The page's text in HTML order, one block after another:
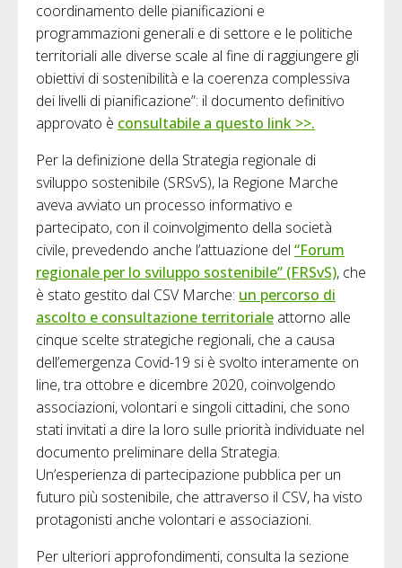
coordinamento delle pianificazioni e
programmazioni generali e di settore e le politiche
territoriali alle diverse scale al fine di raggiungere gli
obiettivi di sostenibilità e la coerenza complessiva
dei livelli di pianificazione”: il documento definitivo
approvato è consultabile a questo link >>.
Per la definizione della Strategia regionale di
sviluppo sostenibile (SRSvS), la Regione Marche
aveva avviato un processo informativo e
partecipato, con il coinvolgimento della società
civile, prevedendo anche l’attuazione del “Forum
regionale per lo sviluppo sostenibile” (FRSvS), che
è stato gestito dal CSV Marche: un percorso di
ascolto e consultazione territoriale attorno alle
cinque scelte strategiche regionali, che a causa
dell’emergenza Covid-19 si è svolto interamente on
line, tra ottobre e dicembre 2020, coinvolgendo
associazioni, volontari e singoli cittadini, che sono
stati invitati a dire la loro sulle priorità individuate nel
documento preliminare della Strategia.
Un’esperienza di partecipazione pubblica per un
futuro più sostenibile, che attraverso il CSV, ha visto
protagonisti anche volontari e associazioni.
Per ulteriori approfondimenti, consulta la sezione